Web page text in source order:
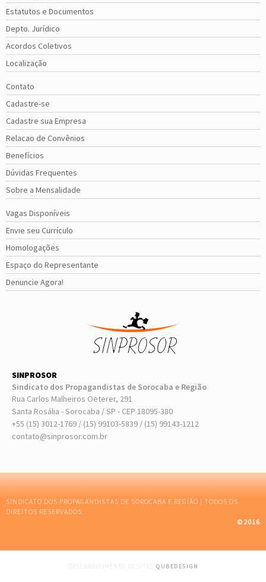
Estatutos e Documentos
Depto. Jurídico
Acordos Coletivos
Localização
Contato
Cadastre-se
Cadastre sua Empresa
Relacao de Convênios
Benefícios
Dúvidas Frequentes
Sobre a Mensalidade
Vagas Disponíveis
Envie seu Currículo
Homologações
Espaço do Representante
Denuncie Agora!
SINPROSOR
Sindicato dos Propagandistas de Sorocaba e Região
Rua Carlos Malheiros Oeterer, 291
Santa Rosália - Sorocaba / SP - CEP 18095-380
+55 (15) 3012-1769 / (15) 99103-5839 / (15) 99143-1212
contato@sinprosor.com.br
SINDICATO DOS PROPAGANDISTAS DE SOROCABA E REGIÃO | TODOS OS
DIREITOS RESERVADOS.
©2016
DESENVOLVIMENTO DE SITES QUBEDESIGN